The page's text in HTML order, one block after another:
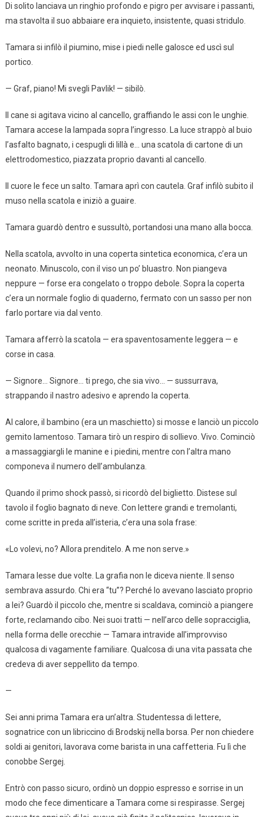
Di solito lanciava un ringhio profondo e pigro per avvisare i passanti,
ma stavolta il suo abbaiare era inquieto, insistente, quasi stridulo.
Tamara si infilò il piumino, mise i piedi nelle galosce ed uscì sul
portico.
— Graf, piano! Mi svegli Pavlik! — sibilò.
Il cane si agitava vicino al cancello, graffiando le assi con le unghie.
Tamara accese la lampada sopra l’ingresso. La luce strappò al buio
l’asfalto bagnato, i cespugli di lillà e… una scatola di cartone di un
elettrodomestico, piazzata proprio davanti al cancello.
Il cuore le fece un salto. Tamara aprì con cautela. Graf infilò subito il
muso nella scatola e iniziò a guaire.
Tamara guardò dentro e sussultò, portandosi una mano alla bocca.
Nella scatola, avvolto in una coperta sintetica economica, c’era un
neonato. Minuscolo, con il viso un po’ bluastro. Non piangeva
neppure — forse era congelato o troppo debole. Sopra la coperta
c’era un normale foglio di quaderno, fermato con un sasso per non
farlo portare via dal vento.
Tamara afferrò la scatola — era spaventosamente leggera — e
corse in casa.
— Signore… Signore… ti prego, che sia vivo… — sussurrava,
strappando il nastro adesivo e aprendo la coperta.
Al calore, il bambino (era un maschietto) si mosse e lanciò un piccolo
gemito lamentoso. Tamara tirò un respiro di sollievo. Vivo. Cominciò
a massaggiargli le manine e i piedini, mentre con l’altra mano
componeva il numero dell’ambulanza.
Quando il primo shock passò, si ricordò del biglietto. Distese sul
tavolo il foglio bagnato di neve. Con lettere grandi e tremolanti,
come scritte in preda all’isteria, c’era una sola frase:
«Lo volevi, no? Allora prenditelo. A me non serve.»
Tamara lesse due volte. La grafia non le diceva niente. Il senso
sembrava assurdo. Chi era “tu”? Perché lo avevano lasciato proprio
a lei? Guardò il piccolo che, mentre si scaldava, cominciò a piangere
forte, reclamando cibo. Nei suoi tratti — nell’arco delle sopracciglia,
nella forma delle orecchie — Tamara intravide all’improvviso
qualcosa di vagamente familiare. Qualcosa di una vita passata che
credeva di aver seppellito da tempo.
—
Sei anni prima Tamara era un’altra. Studentessa di lettere,
sognatrice con un libriccino di Brodskij nella borsa. Per non chiedere
soldi ai genitori, lavorava come barista in una caffetteria. Fu lì che
conobbe Sergej.
Entrò con passo sicuro, ordinò un doppio espresso e sorrise in un
modo che fece dimenticare a Tamara come si respirasse. Sergej